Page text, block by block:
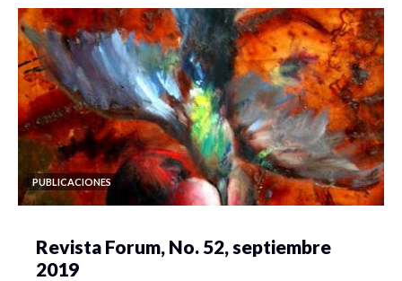
PUBLICACIONES
Revista Forum, No. 52, septiembre
2019